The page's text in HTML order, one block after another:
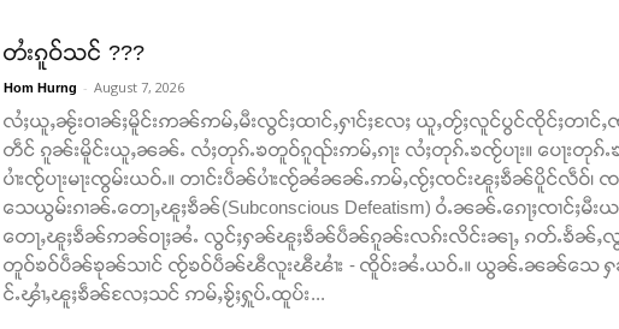
တႆးၵူဝ်သင် ???
Hom Hurng - August 7, 2026
လႆႈယူႇၼႂ်းဝၢၼ်ႈမိူင်းဢၼ်ဢမ်ႇမီးလွင်ႈထၢင်ႇႁၢင်ႈလႄႈ ယူႇတႂ်ႈလူင်ပွင်ၸိုင်ႈတၢင်
တဵင် ၵူၼ်းမိူင်းယူႇၼၼ်ႉ လႆႈတုၵ်ႉၶတူဝ်ၵူၺ်းဢမ်ႇၵႃး လႆႈတုၵ်ႉၶၸႂ်ပႃး။ ပေႃးတုၵ်
ပၢႆးၸႂ်ပႃးမႃးၸွမ်းယဝ်ႉ။ တၢင်းပဵၼ်ပၢႆးၸႂ်ၼႆၼၼ်ႉဢမ်ႇၸႂ်ႈၸင်းၽူႈၶဵၼ်ပိူင်လဵဝ်၊ ၸ
သေယွမ်းၵၢၼ်ႉတေႃႇၽူႈၶဵၼ်(Subconscious Defeatism) ဝႆႉၼၼ်ႉၵေႃႈၸၢင်ႈမီး
တေႃႇၽူႈၶဵၼ်ဢၼ်ဝႃႈၼႆႉ လွင်ႈႁၼ်ၽူႈၶဵၼ်ပဵၼ်ၵူၼ်းလၵ်းလိင်းၼႃႇ ၵတ်ႉၶႅၼ်ႇလွင်ႈ
တူဝ်ၶဝ်ပဵၼ်ၶုၼ်သၢင် ၸႂ်ၶဝ်ပဵၼ်ၽီလူးၽီၽၢႆး - ၸိူဝ်းၼႆႉယဝ်ႉ။ ယွၼ်ႉၼၼ်သေ
င်ႉၾၢႆႇၽူႈၶဵၼ်လႄႈသင် ဢမ်ႇၶႂ်ႈႁူပ်ႉထူပ်း...